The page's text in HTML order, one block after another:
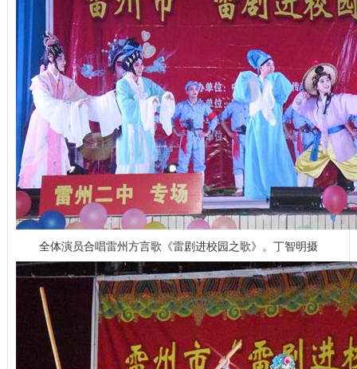
全体演员合唱雷州方言歌《雷剧进校园之歌》。丁智明摄